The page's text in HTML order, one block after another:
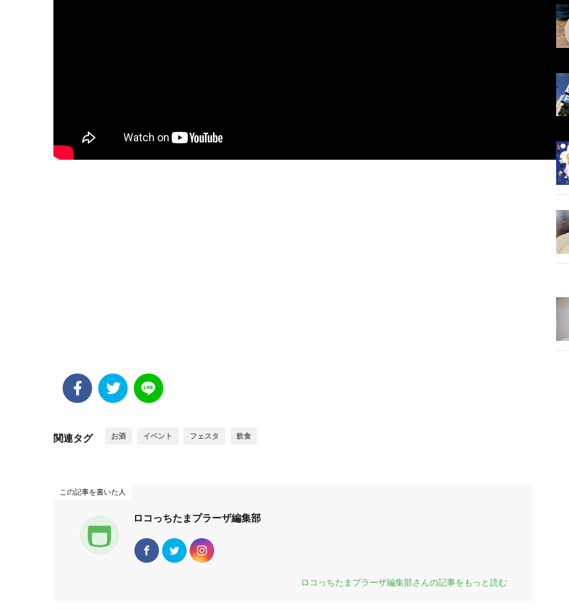
関連タグ お酒 イベント フェスタ 飲食
この記事を書いた人
ロコっちたまプラーザ編集部
ロコっちたまプラーザ編集部さんの記事をもっと読む